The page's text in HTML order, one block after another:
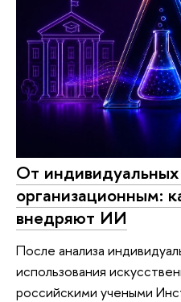
От
организационным:
внедряют ИИ
После анализа
использования
российскими учеными